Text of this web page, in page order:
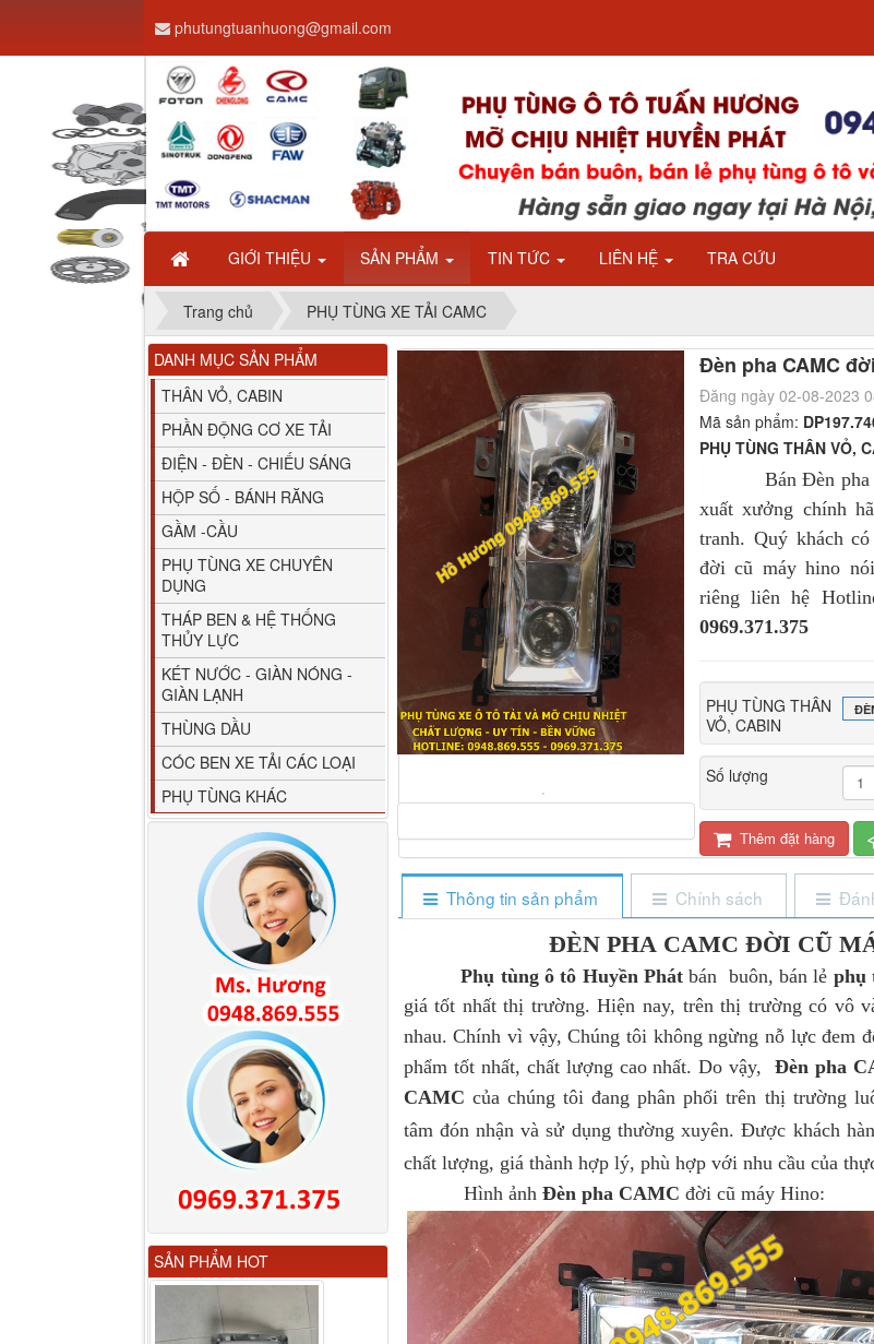
GIỚI THIỆU SẢN PHẨM TIN TỨC LIÊN HỆ TRA CỨU
phutungtuanhuong@gmail.com
Trang chủ PHỤ TÙNG XE TẢI CAMC
Đèn pha CAMC
Đăng ngày 02-08-2023
Mã sản phẩm:
PHỤ TÙNG THÂN VỎ,
Bán Đèn pha
xuất xưởng chính
tranh. Quý khách
đời cũ máy hino
riêng liên hệ
0969.371.375
PHỤ TÙNG THÂN
VỎ, CABIN
Số lượng
Thêm đặt hàng
Thông tin sản phẩm Chính sách
ĐÈN PHA CAMC ĐỜI CŨ
Phụ tùng ô tô Huyền Phátbán buôn, bán lẻ phụ
giá tốt nhất thị trường.Hiện nay, trên thị trường có vô
nhau. Chính vì vậy, Chúng tôi không ngừng nỗ lực đem
phẩm tốt nhất, chất lượng cao nhất. Do vậy,Đèn pha
CAMC của chúng tôi đang phân phối trên thị trường
tâm đón nhận và sử dụng thường xuyên.Được khách
chất lượng, giá thành hợp lý, phù hợp với nhu cầu của
Hình ảnh Đèn pha CAMC đời cũ máy Hino:
DANH MỤC SẢN PHẨM
THÂN VỎ, CABIN
PHẦN ĐỘNG CƠ XE TẢI
ĐIỆN - ĐÈN - CHIẾU SÁNG
HỘP SỐ - BÁNH RĂNG
GẦM -CẦU
PHỤ TÙNG XE CHUYÊN
DỤNG
THÁP BEN & HỆ THỐNG
THỦY LỰC
KÉT NƯỚC - GIÀN NÓNG -
GIÀN LẠNH
THÙNG DẦU
CÓC BEN XE TẢI CÁC LOẠI
PHỤ TÙNG KHÁC
SẢN PHẨM HOT
Dây ga CAMC H08 dài
2.68m
Bình nước phụ
Chenglong hải âu...
80YHCB-60 Bơm xăng
dầu 60m3/h...
M4610162101A0 Tapbi
cửa Thaco...
Gương chiếu hậu FAW
JH6 có sấy...